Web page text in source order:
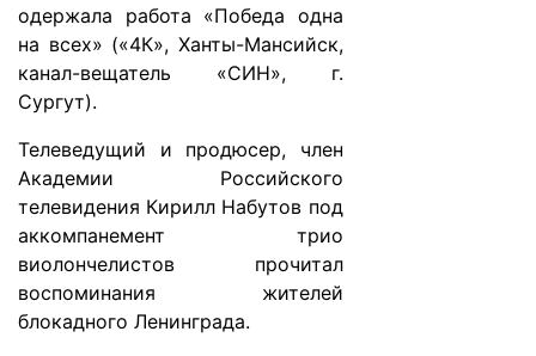
одержала работа «Победа одна
на всех» («4К», Ханты-Мансийск,
канал-вещатель «СИН», г.
Сургут).
Телеведущий и продюсер, член
Академии Российского
телевидения Кирилл Набутов под
аккомпанемент трио
виолончелистов прочитал
воспоминания жителей
блокадного Ленинграда.